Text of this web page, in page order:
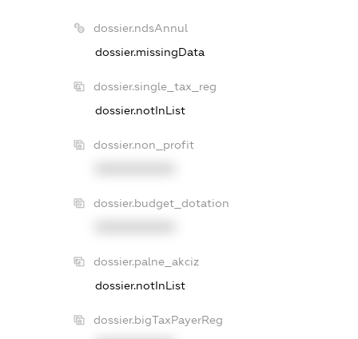
dossier.ndsAnnul
dossier.missingData
dossier.single_tax_reg
dossier.notInList
dossier.non_profit
dossier.budget_dotation
dossier.palne_akciz
dossier.notInList
dossier.bigTaxPayerReg